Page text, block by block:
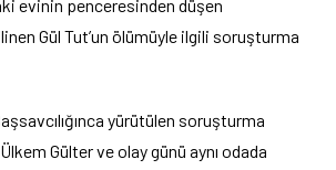
evinin penceresinden düşen
Gül Tut’un ölümüyle ilgili soruşturma
yürütülen soruşturma
Gülter ve olay günü aynı odada